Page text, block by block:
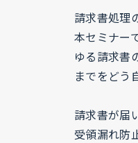
請求書処理
本セミナー
ゆる請求書
までをどう
請求書が届
受領漏れ防